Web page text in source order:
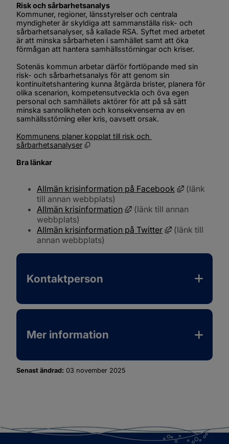
Risk och sårbarhetsanalys
Kommuner, regioner, länsstyrelser och centrala
myndigheter är skyldiga att sammanställa risk- och
sårbarhetsanalyser, så kallade RSA. Syftet med arbetet
är att minska sårbarheten i samhället samt att öka
förmågan att hantera samhällsstörningar och kriser.
Sotenäs kommun arbetar därför fortlöpande med sin
risk- och sårbarhetsanalys för att genom sin
kontinuitetshantering kunna åtgärda brister, planera för
olika scenarion, kompetensutveckla och öva egen
personal och samhällets aktörer för att på så sätt
minska sannolikheten och konsekvenserna av en
samhällsstörning eller kris, oavsett orsak.
Kommunens planer kopplat till risk och
sårbarhetsanalyser
Öppnas i nytt fönster.
Bra länkar
Allmän krisinformation på Facebook Länk till
(länk
till annan webbplats)
Allmän krisinformation
Länk till annan
(länk till annan
webbplats)
Allmän krisinformation på Twitter
Länk till
(länk till
annan webbplats)
Kontaktperson
Mer information
Senast ändrad: 03 november 2025